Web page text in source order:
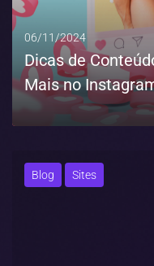
06/11/2024
Dicas de
Mais no
MAIS
Blog Sites